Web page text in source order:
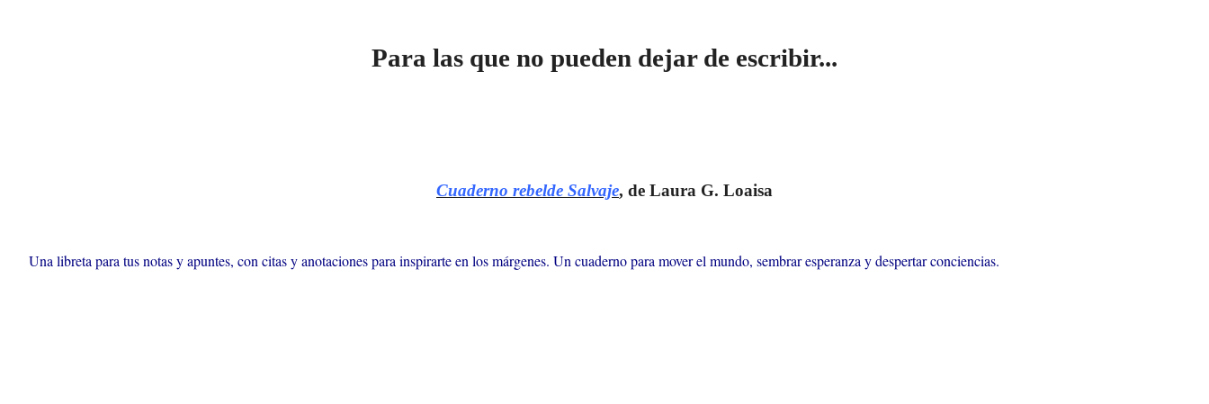
Para las que no pueden dejar de escribir...
Cuaderno rebelde Salvaje, de Laura G. Loaisa
Una libreta para tus notas y apuntes, con citas y anotaciones para inspirarte en los márgenes. Un cuaderno para mover el mundo, sembrar esperanza y despertar conciencias.